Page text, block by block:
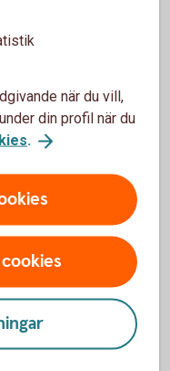
kan kryssa för de
istället lägga
Vem får flest
när du vill,
din profil när du
.